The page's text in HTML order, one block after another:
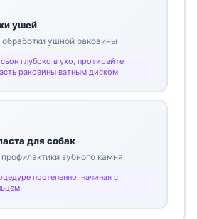
ушей
ушной раковины
глубоко в ухо, протирайте
раковины ватным диском
для собак
зубного камня
постепенно, начиная с